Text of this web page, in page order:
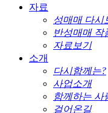
자료
성매매 다시
반성매매 작
자료보기
소개
다시함께는?
사업소개
함께하는 사
걸어온길